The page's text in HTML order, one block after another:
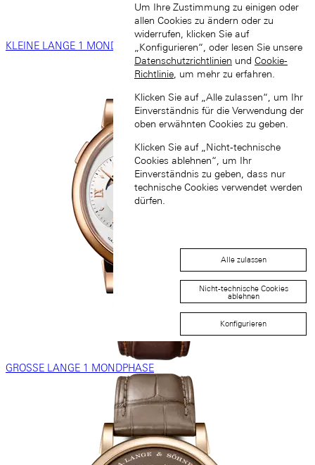
KLEINE LANGE 1 MONDPHASE
GROSSE LANGE 1 MONDPHASE
Um Ihre Zustimmung zu einigen oder
allen Cookies zu ändern oder zu
widerrufen, klicken Sie auf
„Konfigurieren“, oder lesen Sie unsere
Datenschutzrichtlinien und Cookie-
Richtlinie , um mehr zu erfahren.
Klicken Sie auf „Alle zulassen“, um Ihr
Einverständnis für die Verwendung der
oben erwähnten Cookies zu geben.
Klicken Sie auf „Nicht-technische
Cookies ablehnen“, um Ihr
Einverständnis zu geben, dass nur
technische Cookies verwendet werden
dürfen.
Alle zulassen
Nicht-technische Cookies
ablehnen
Konfigurieren